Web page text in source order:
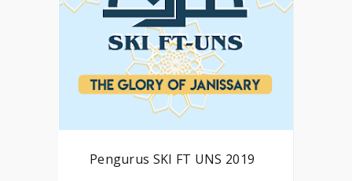
Pengurus SKI FT UNS 2019